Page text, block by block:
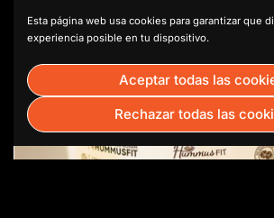
Esta página web usa cookies para garantizar que
experiencia posible en tu dispositivo.
Aceptar todas las
Rechazar todas las